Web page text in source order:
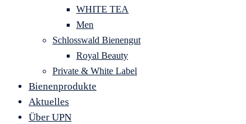
WHITE TEA
Men
Schlosswald Bienengut
Royal Beauty
Private & White Label
Bienenprodukte
Aktuelles
Über UPN